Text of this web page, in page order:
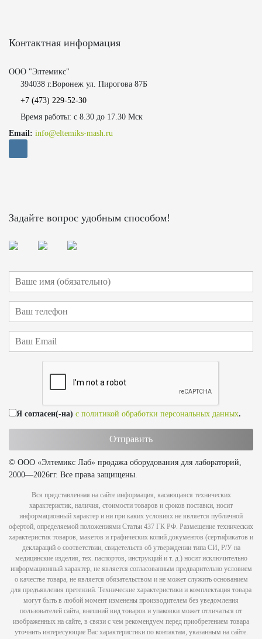
Контактная информация
ООО "Элтемикс"
394038 г.Воронеж ул. Пирогова 87Б
+7 (473) 229-52-30
Время работы: с 8.30 до 17.30 Мск
Email: info@eltemiks-mash.ru
Задайте вопрос удобным способом!
Я согласен(-на) с политикой обработки персональных данных.
© ООО «Элтемикс Лаб» продажа оборудования для лабораторий,
2000—2026гг. Все права защищены.
Вся представленная на сайте информация, касающаяся технических
характеристик, наличия, стоимости товаров и сроков поставки, носит
информационный характер и ни при каких условиях не является публичной
офертой, определяемой положениями Статьи 437 ГК РФ. Размещение технических
характеристик товаров, макетов и графических копий документов (сертификатов и
деклараций о соответствии, свидетельств об утверждении типа СИ, Р/У на
медицинские изделия, тех. паспортов, инструкций и т. д.) носит исключительно
информационный характер, не является согласованным предварительно условием
о качестве товара, не является обязательством и не может служить основанием
для предъявления претензий. Технические характеристики и комплектация товара
могут быть в любой момент изменены производителем без уведомления
пользователей сайта, внешний вид товаров и упаковки может отличаться от
изображенных на сайте, в связи с чем рекомендуем перед приобретением товара
уточнить интересующие Вас характеристики по контактам, указанным на сайте.